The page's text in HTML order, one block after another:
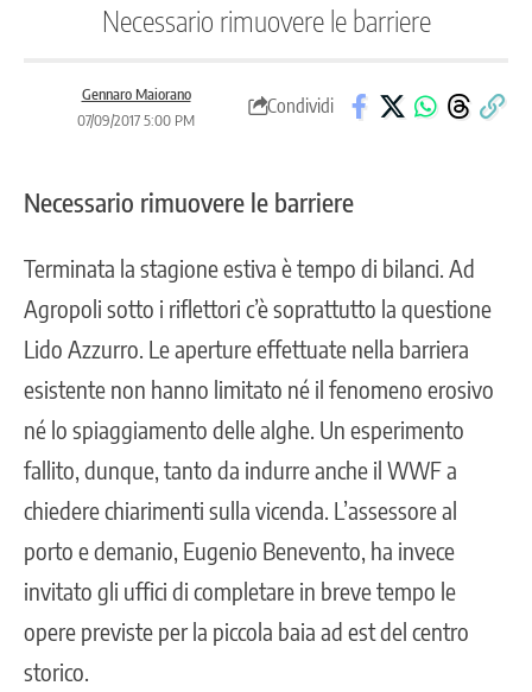
Necessario rimuovere le barriere
Gennaro Maiorano
07/09/2017 5:00 PM
Condividi
Necessario rimuovere le barriere
Terminata la stagione estiva è tempo di bilanci. Ad
Agropoli sotto i riflettori c’è soprattutto la questione
Lido Azzurro. Le aperture effettuate nella barriera
esistente non hanno limitato né il fenomeno erosivo
né lo spiaggiamento delle alghe. Un esperimento
fallito, dunque, tanto da indurre anche il WWF a
chiedere chiarimenti sulla vicenda. L’assessore al
porto e demanio, Eugenio Benevento, ha invece
invitato gli uffici di completare in breve tempo le
opere previste per la piccola baia ad est del centro
storico.